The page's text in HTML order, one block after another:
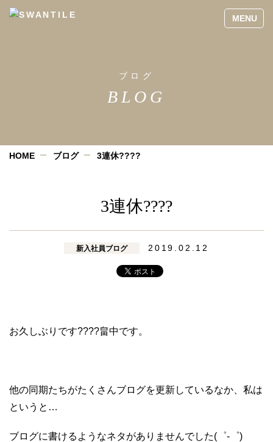
ブログ
BLOG
HOME ブログ 3連休????
3連休????
新入社員ブログ 2019.02.12
お久しぶりです????畠中です。
他の同期たちがたくさんブログを更新しているなか、私は
というと…
ブログに書けるようなネタがありませんでした(゜-゜)